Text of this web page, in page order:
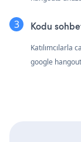
Kodu
Katılımcılarla
google